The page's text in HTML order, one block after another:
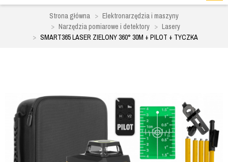
Strona główna
Elektronarzędzia i maszyny
Narzędzia pomiarowe i detektory
Lasery
SMART365 LASER ZIELONY 360° 30M + PILOT + TYCZKA